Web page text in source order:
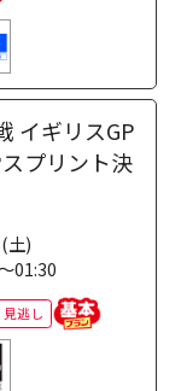
イギリスGP
プリント決
土)
01:30
見逃し